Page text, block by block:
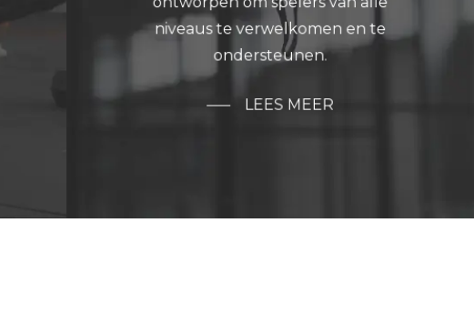
niveaus te verwelkomen en te
ondersteunen.
LEES MEER